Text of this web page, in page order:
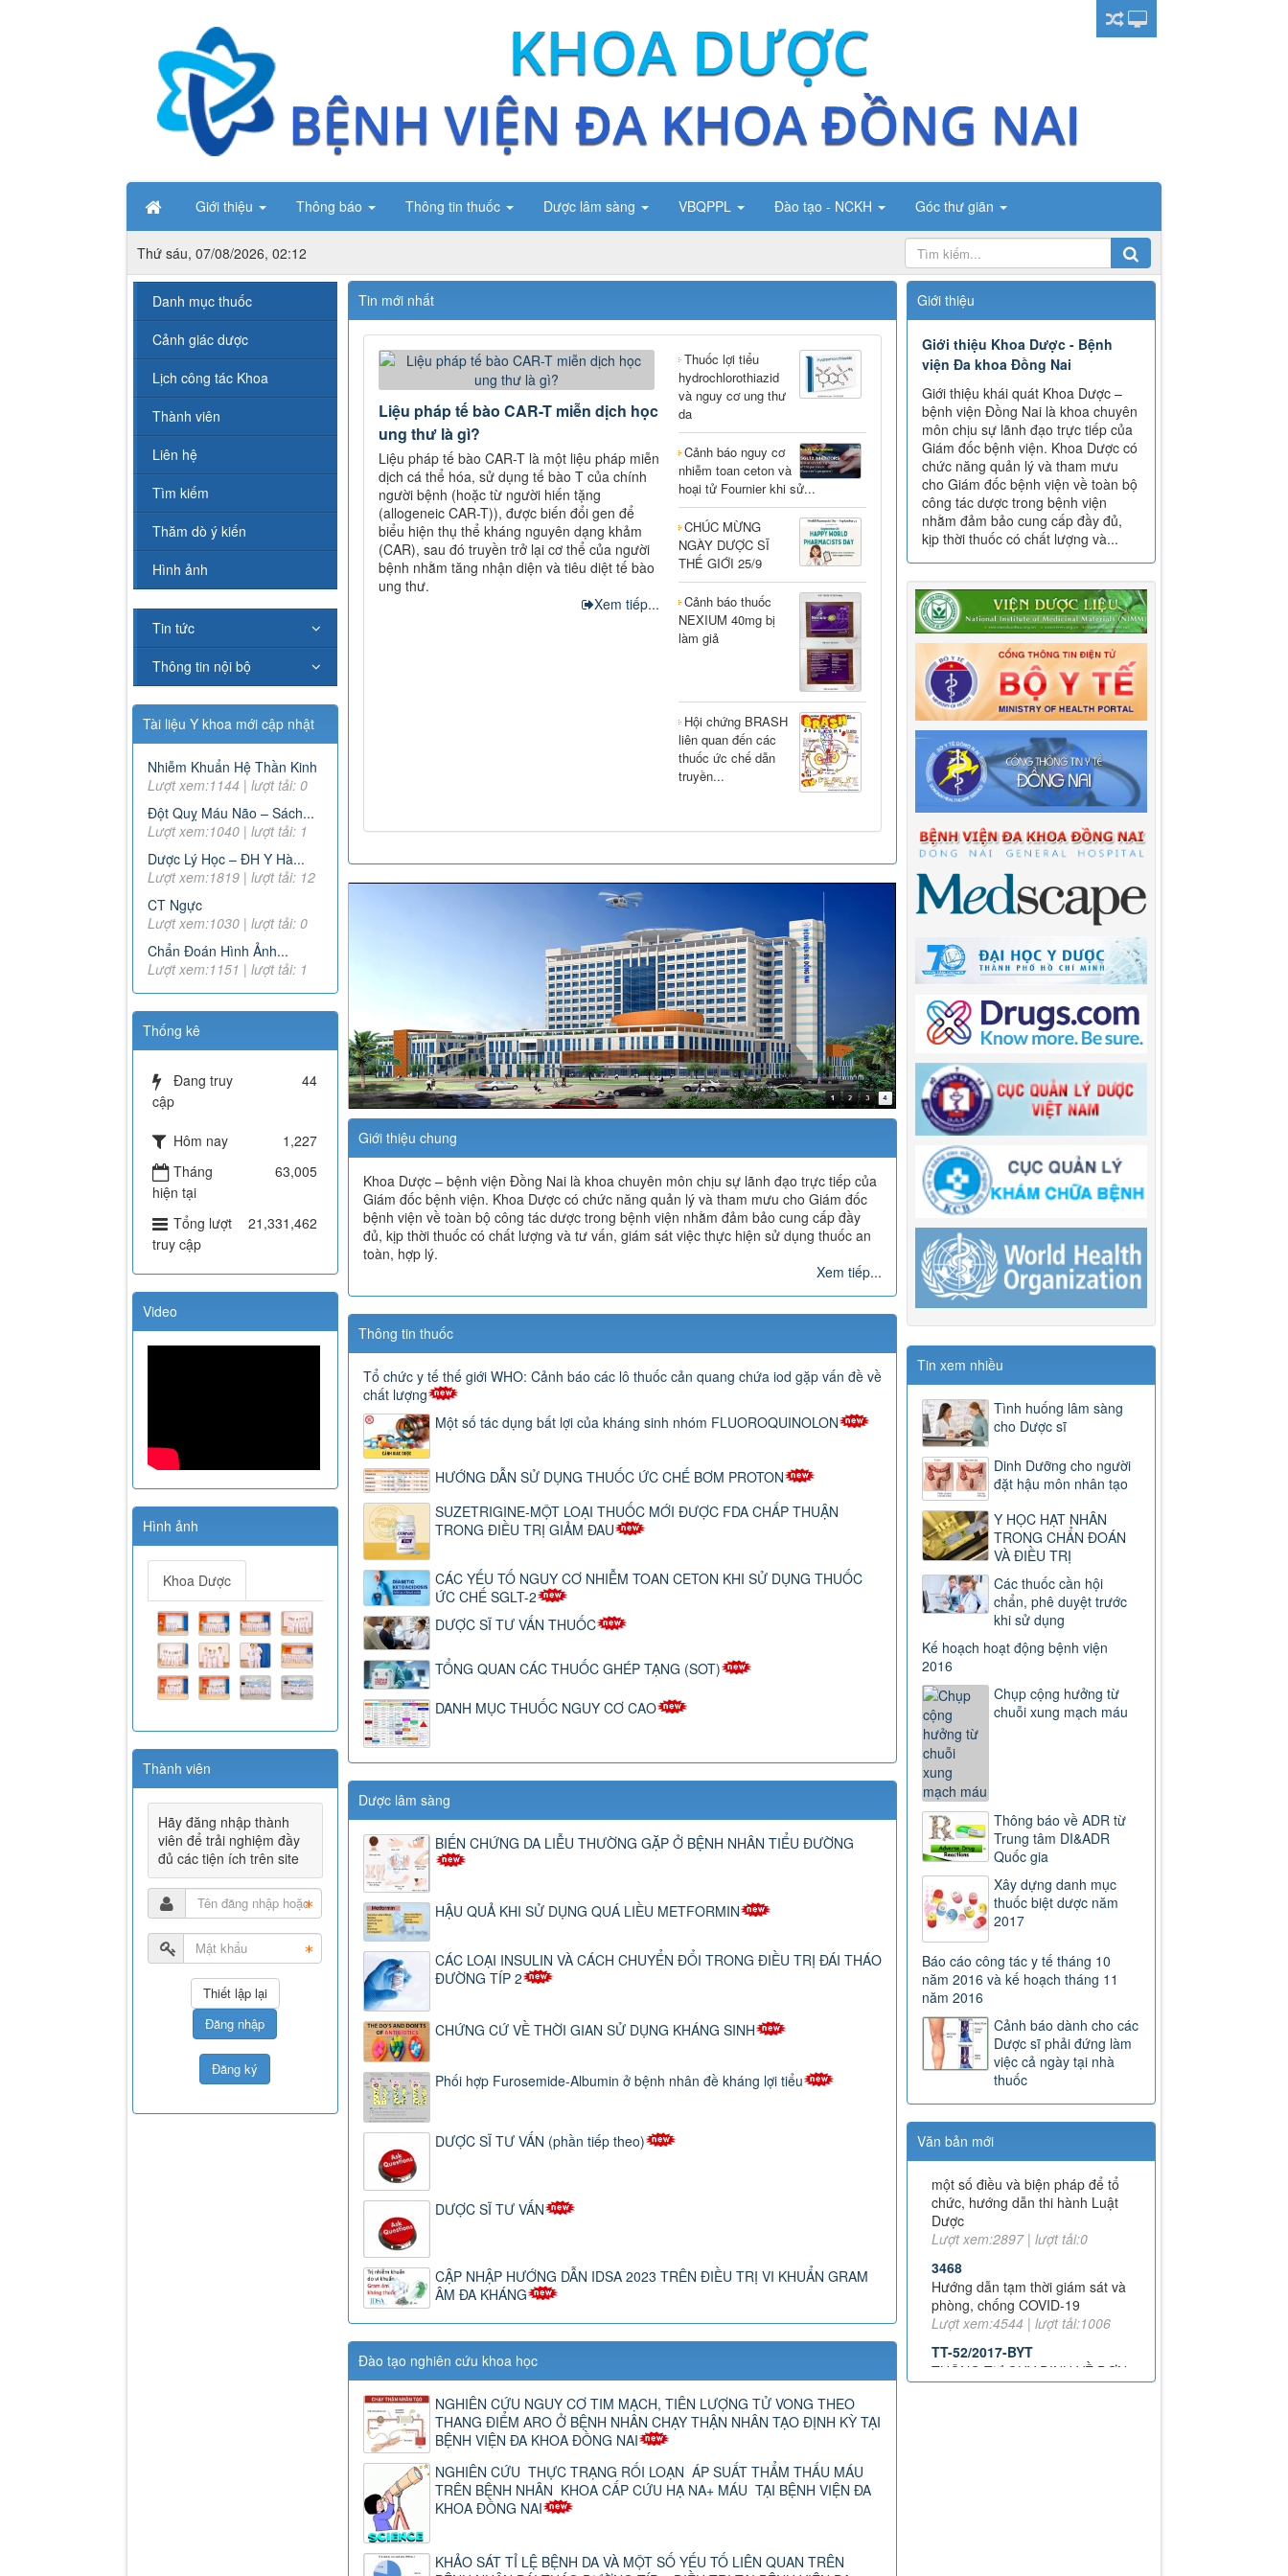
Giới thiệu Thông báo Thông tin thuốc Dược lâm sàng VBQPPL Đào tạo - NCKH Góc thư giãn
Thứ sáu, 07/08/2026, 02:12
Tin mới nhất
Liệu pháp tế bào CAR-T miễn dịch học
ung thư là gì?
Liệu pháp tế bào CAR-T là một liệu pháp miễn
dịch cá thể hóa, sử dụng tế bào T của chính
người bệnh (hoặc từ người hiến tặng
(allogeneic CAR-T)), được biến đổi gen để
biểu hiện thụ thể kháng nguyên dạng khảm
(CAR), sau đó truyền trở lại cơ thể của người
bệnh nhằm tăng nhận diện và tiêu diệt tế bào
ung thư.
Xem tiếp...
Thuốc lợi tiểu
hydrochlorothiazid
và nguy cơ ung thư
da
Cảnh báo nguy cơ
nhiễm toan ceton và
hoại tử Fournier khi sử...
CHÚC MỪNG
NGÀY DƯỢC SĨ
THẾ GIỚI 25/9
Cảnh báo thuốc
NEXIUM 40mg bị
làm giả
Hội chứng BRASH
liên quan đến các
thuốc ức chế dẫn
truyền...
Giới thiệu chung
Khoa Dược – bệnh viện Đồng Nai là khoa chuyên môn chịu sự lãnh đạo trực tiếp của
Giám đốc bệnh viện. Khoa Dược có chức năng quản lý và tham mưu cho Giám đốc
bệnh viện về toàn bộ công tác dược trong bệnh viện nhằm đảm bảo cung cấp đầy
đủ, kịp thời thuốc có chất lượng và tư vấn, giám sát việc thực hiện sử dụng thuốc an
toàn, hợp lý.
Xem tiếp...
Thông tin thuốc
Tổ chức y tế thế giới WHO: Cảnh báo các lô thuốc cản quang chứa iod gặp vấn đề về
chất lượng
Một số tác dụng bất lợi của kháng sinh nhóm FLUOROQUINOLON
HƯỚNG DẪN SỬ DỤNG THUỐC ỨC CHẾ BƠM PROTON
SUZETRIGINE-MỘT LOẠI THUỐC MỚI ĐƯỢC FDA CHẤP THUẬN
TRONG ĐIỀU TRỊ GIẢM ĐAU
CÁC YẾU TỐ NGUY CƠ NHIỄM TOAN CETON KHI SỬ DỤNG THUỐC
ỨC CHẾ SGLT-2
DƯỢC SĨ TƯ VẤN THUỐC
TỔNG QUAN CÁC THUỐC GHÉP TẠNG (SOT)
DANH MỤC THUỐC NGUY CƠ CAO
Dược lâm sàng
BIẾN CHỨNG DA LIỄU THƯỜNG GẶP Ở BỆNH NHÂN TIỂU ĐƯỜNG
HẬU QUẢ KHI SỬ DỤNG QUÁ LIỀU METFORMIN
CÁC LOẠI INSULIN VÀ CÁCH CHUYỂN ĐỔI TRONG ĐIỀU TRỊ ĐÁI THÁO
ĐƯỜNG TÍP 2
CHỨNG CỨ VỀ THỜI GIAN SỬ DỤNG KHÁNG SINH
Phối hợp Furosemide-Albumin ở bệnh nhân đề kháng lợi tiểu
DƯỢC SĨ TƯ VẤN (phần tiếp theo)
DƯỢC SĨ TƯ VẤN
CẬP NHẬP HƯỚNG DẪN IDSA 2023 TRÊN ĐIỀU TRỊ VI KHUẨN GRAM
ÂM ĐA KHÁNG
Đào tạo nghiên cứu khoa học
NGHIÊN CỨU NGUY CƠ TIM MẠCH, TIÊN LƯỢNG TỬ VONG THEO
THANG ĐIỂM ARO Ở BỆNH NHÂN CHẠY THẬN NHÂN TẠO ĐỊNH KỲ TẠI
BỆNH VIỆN ĐA KHOA ĐỒNG NAI
NGHIÊN CỨU THỰC TRẠNG RỐI LOẠN ÁP SUẤT THẨM THẤU MÁU
TRÊN BỆNH NHÂN KHOA CẤP CỨU HẠ NA+ MÁU TẠI BỆNH VIỆN ĐA
KHOA ĐỒNG NAI
KHẢO SÁT TỈ LỆ BỆNH DA VÀ MỘT SỐ YẾU TỐ LIÊN QUAN TRÊN
Giới thiệu
Giới thiệu Khoa Dược - Bệnh
viện Đa khoa Đồng Nai
Giới thiệu khái quát Khoa Dược –
bệnh viện Đồng Nai là khoa chuyên
môn chịu sự lãnh đạo trực tiếp của
Giám đốc bệnh viện. Khoa Dược có
chức năng quản lý và tham mưu
cho Giám đốc bệnh viện về toàn bộ
công tác dược trong bệnh viện
nhằm đảm bảo cung cấp đầy đủ,
kịp thời thuốc có chất lượng và...
Tin xem nhiều
Tình huống lâm sàng
cho Dược sĩ
Dinh Dưỡng cho người
đặt hậu môn nhân tạo
Y HỌC HẠT NHÂN
TRONG CHẨN ĐOÁN
VÀ ĐIỀU TRỊ
Các thuốc cần hội
chẩn, phê duyệt trước
khi sử dụng
Kế hoạch hoạt động bệnh viện
2016
Chụp cộng hưởng từ
chuỗi xung mạch máu
Thông báo về ADR từ
Trung tâm DI&ADR
Quốc gia
Xây dựng danh mục
thuốc biệt dược năm
2017
Báo cáo công tác y tế tháng 10
năm 2016 và kế hoạch tháng 11
năm 2016
Cảnh báo dành cho các
Dược sĩ phải đứng làm
việc cả ngày tại nhà
thuốc
Văn bản mới
của Chính phủ: Quy định chi tiết
một số điều và biện pháp để tổ
Dược
Lượt xem:2897 | lượt tải:0
3468
phòng, chống COVID-19
Lượt xem:4544 | lượt tải:1006
TT-52/2017-BYT
THUỐC VÀ VIỆC KÊ ĐƠN
Danh mục thuốc
Cảnh giác dược
Lịch công tác Khoa
Thành viên
Liên hệ
Tìm kiếm
Thăm dò ý kiến
Hình ảnh
Tin tức
Thông tin nội bộ
Tài liệu Y khoa mới cập nhật
Nhiễm Khuẩn Hệ Thần Kinh
Lượt xem:1144 | lượt tải: 0
Đột Quỵ Máu Não – Sách...
Lượt xem:1040 | lượt tải: 1
Dược Lý Học – ĐH Y Hà...
Lượt xem:1819 | lượt tải: 12
CT Ngực
Lượt xem:1030 | lượt tải: 0
Chẩn Đoán Hình Ảnh...
Lượt xem:1151 | lượt tải: 1
Thống kê
Đang truy
cập
44
Hôm nay
1,227
Tháng
hiện tại
63,005
Tổng lượt
truy cập
21,331,462
Video
Hình ảnh
Khoa Dược
Thành viên
Hãy đăng nhập thành
viên để trải nghiệm đầy
đủ các tiện ích trên site
Đăng nhập
Đăng ký